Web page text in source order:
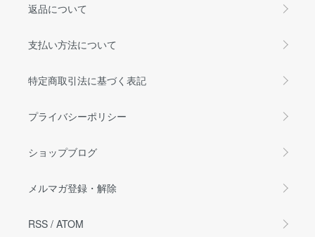
返品について
支払い方法について
特定商取引法に基づく表記
プライバシーポリシー
ショップブログ
メルマガ登録・解除
RSS / ATOM